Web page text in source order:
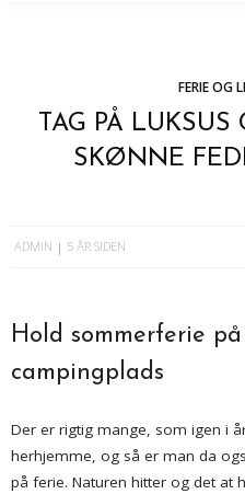
FERIE OG
TAG PÅ LUKSUS
SKØNNE
ADMIN 5 ÅR SIDEN
Hold sommerferie
campingplads
Der er rigtig mange, som igen i
herhjemme, og så er man da
på ferie. Naturen hitter og det